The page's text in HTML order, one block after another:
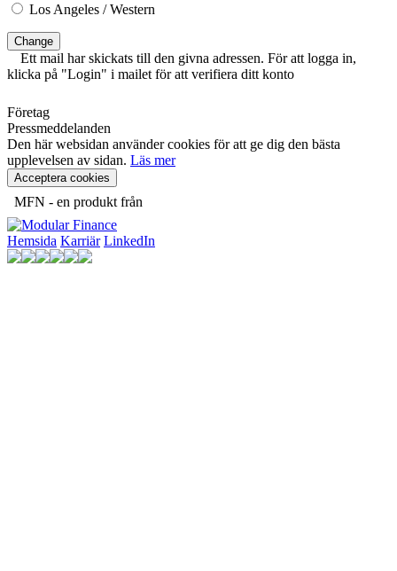
Los Angeles / Western
Change
Ett mail har skickats till den givna adressen. För att logga in,
klicka på "Login" i mailet för att verifiera ditt konto
Företag
Pressmeddelanden
Den här websidan använder cookies för att ge dig den bästa
upplevelsen av sidan. Läs mer
Acceptera cookies
MFN - en produkt från
Hemsida Karriär LinkedIn